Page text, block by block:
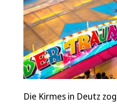
Die Kirmes in Deutz